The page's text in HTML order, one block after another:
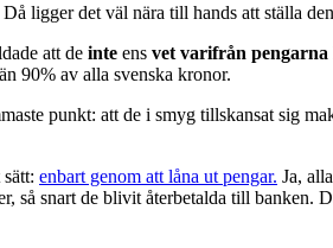
ligger det väl nära till hands att ställa den
att de inte ens vet varifrån pengarna
90% av alla svenska kronor.
punkt: att de i smyg tillskansat sig
enbart genom att låna ut pengar. Ja,
så snart de blivit återbetalda till